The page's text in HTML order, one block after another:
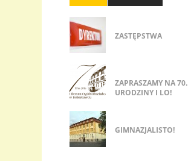
ZASTĘPSTWA
ZAPRASZAMY NA 70.
URODZINY I LO!
GIMNAZJALISTO!